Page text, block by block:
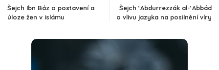
Šejch Ibn Báz o postavení a
úloze žen v islámu
Šejch ‘Abdurrezzák al-‘Abbád
o vlivu jazyka na posilnění víry